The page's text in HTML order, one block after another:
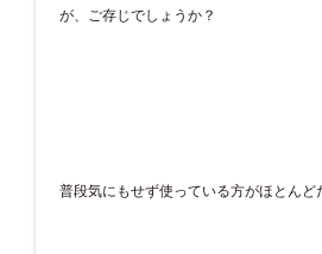
が、ご存じでしょうか？
普段気にもせず使っている方がほとんど